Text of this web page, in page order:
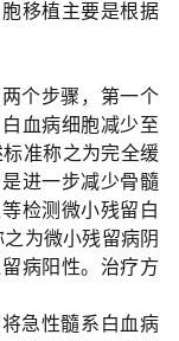
移植主要是根据
个步骤，第一个
血病细胞减少至
准称之为完全缓
进一步减少骨髓
检测微小残留白
为微小残留病阴
病阳性。治疗方
急性髓系白血病